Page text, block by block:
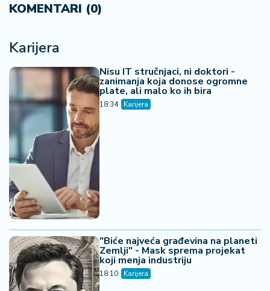
KOMENTARI (0)
Karijera
Nisu IT stručnjaci, ni doktori -
zanimanja koja donose ogromne
plate, ali malo ko ih bira
18:34 Karijera
"Biće najveća građevina na planeti
Zemlji" - Mask sprema projekat
koji menja industriju
18:10 Karijera